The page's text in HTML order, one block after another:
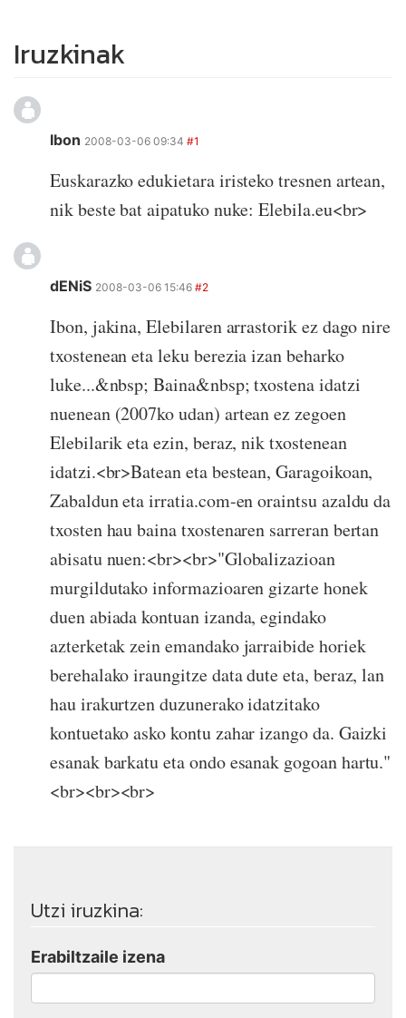
Iruzkinak
Ibon 2008-03-06 09:34 #1
Euskarazko edukietara iristeko tresnen artean,
nik beste bat aipatuko nuke: Elebila.eu<br>
dENiS 2008-03-06 15:46 #2
Ibon, jakina, Elebilaren arrastorik ez dago nire
txostenean eta leku berezia izan beharko
luke...&nbsp; Baina&nbsp; txostena idatzi
nuenean (2007ko udan) artean ez zegoen
Elebilarik eta ezin, beraz, nik txostenean
idatzi.<br>Batean eta bestean, Garagoikoan,
Zabaldun eta irratia.com-en oraintsu azaldu da
txosten hau baina txostenaren sarreran bertan
abisatu nuen:<br><br>"Globalizazioan
murgildutako informazioaren gizarte honek
duen abiada kontuan izanda, egindako
azterketak zein emandako jarraibide horiek
berehalako iraungitze data dute eta, beraz, lan
hau irakurtzen duzunerako idatzitako
kontuetako asko kontu zahar izango da. Gaizki
esanak barkatu eta ondo esanak gogoan hartu."
<br><br><br>
Utzi iruzkina:
Erabiltzaile izena